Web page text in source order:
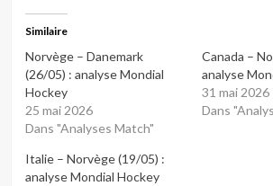
Similaire
Norvège – Danemark
(26/05) : analyse Mondial
Hockey
25 mai 2026
Dans "Analyses Match"
Canada –
analyse
31 mai 2026
Dans
Italie – Norvège (19/05) :
analyse Mondial Hockey